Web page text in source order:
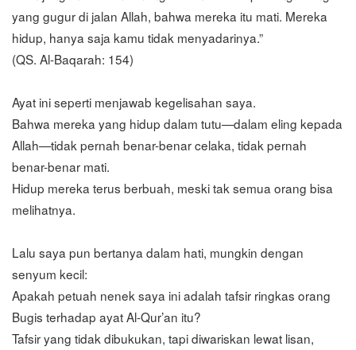
yang gugur di jalan Allah, bahwa mereka itu mati. Mereka
hidup, hanya saja kamu tidak menyadarinya.”
(QS. Al-Baqarah: 154)
Ayat ini seperti menjawab kegelisahan saya.
Bahwa mereka yang hidup dalam tutu—dalam eling kepada
Allah—tidak pernah benar-benar celaka, tidak pernah
benar-benar mati.
Hidup mereka terus berbuah, meski tak semua orang bisa
melihatnya.
Lalu saya pun bertanya dalam hati, mungkin dengan
senyum kecil:
Apakah petuah nenek saya ini adalah tafsir ringkas orang
Bugis terhadap ayat Al-Qur’an itu?
Tafsir yang tidak dibukukan, tapi diwariskan lewat lisan,